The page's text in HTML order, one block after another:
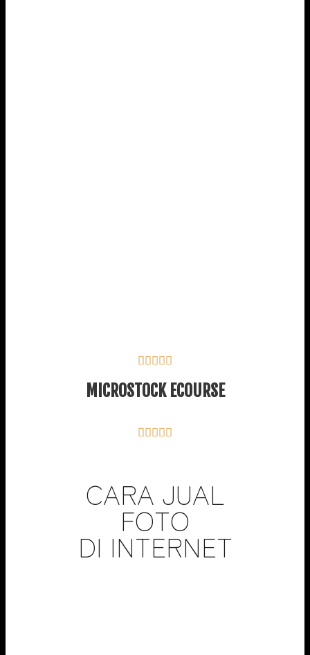

MICROSTOCK ECOURSE

CARA JUAL
FOTO
DI INTERNET